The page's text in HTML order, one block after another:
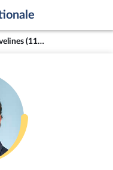
M. Laurent Mazaury - Yvelines (11e circonscription)